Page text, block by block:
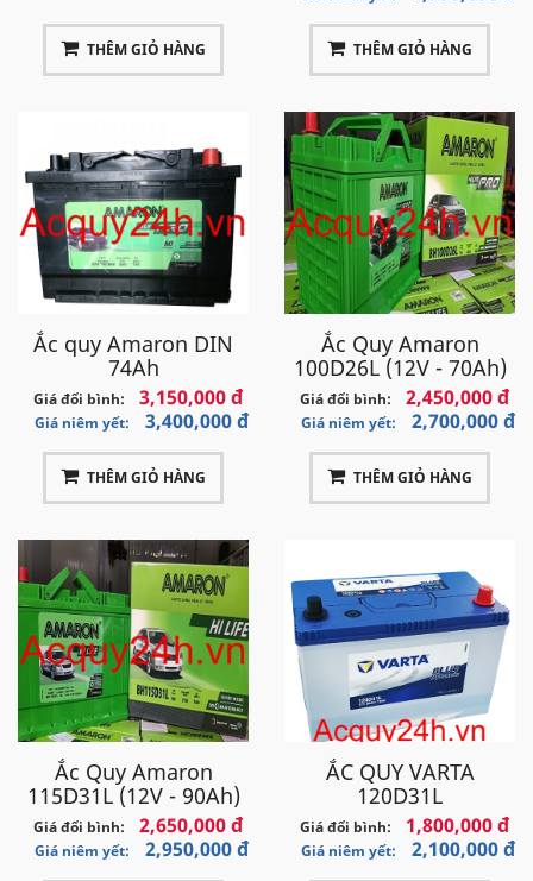
THÊM GIỎ HÀNG THÊM GIỎ HÀNG
Ắc quy Amaron DIN
74Ah
Giá đổi bình: 3,150,000 đ
Giá niêm yết: 3,400,000 đ
THÊM GIỎ HÀNG
Ắc Quy Amaron
100D26L (12V - 70Ah)
Giá đổi bình: 2,450,000 đ
Giá niêm yết: 2,700,000 đ
THÊM GIỎ HÀNG
Ắc Quy Amaron
115D31L (12V - 90Ah)
Giá đổi bình: 2,650,000 đ
Giá niêm yết: 2,950,000 đ
ẮC QUY VARTA
120D31L
Giá đổi bình: 1,800,000 đ
Giá niêm yết: 2,100,000 đ